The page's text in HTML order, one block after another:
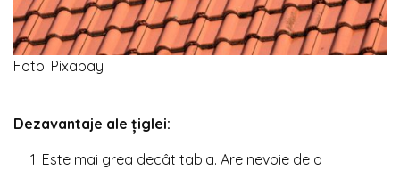
Foto: Pixabay
Dezavantaje ale țiglei:
Este mai grea decât tabla. Are nevoie de o